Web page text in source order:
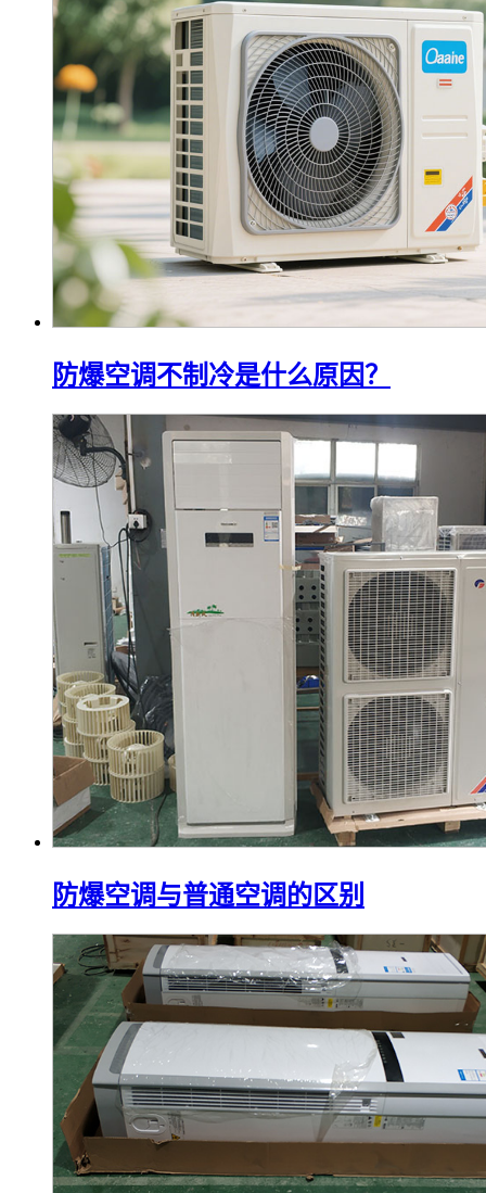
防爆空调不制冷是什么原因？
防爆空调与普通空调的区别